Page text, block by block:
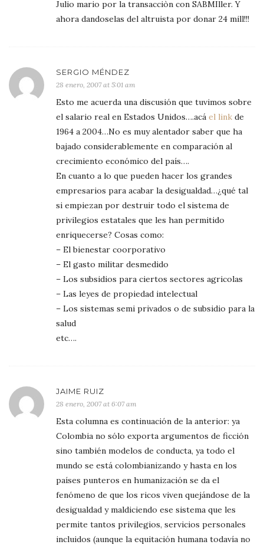
Julio mario por la transacciòn con SABMIller. Y
ahora dandoselas del altruista por donar 24 mill!!!
SERGIO MÉNDEZ
28 enero, 2007 at 5:01 am
Esto me acuerda una discusión que tuvimos sobre
el salario real en Estados Unidos….acá el link de
1964 a 2004…No es muy alentador saber que ha
bajado considerablemente en comparación al
crecimiento económico del país….
En cuanto a lo que pueden hacer los grandes
empresarios para acabar la desigualdad…¿qué tal
si empiezan por destruir todo el sistema de
privilegios estatales que les han permitido
enriquecerse? Cosas como:
– El bienestar coorporativo
– El gasto militar desmedido
– Los subsidios para ciertos sectores agricolas
– Las leyes de propiedad intelectual
– Los sistemas semi privados o de subsidio para la
salud
etc….
JAIME RUIZ
28 enero, 2007 at 6:07 am
Esta columna es continuación de la anterior: ya
Colombia no sólo exporta argumentos de ficción
sino también modelos de conducta, ya todo el
mundo se está colombianizando y hasta en los
países punteros en humanización se da el
fenómeno de que los ricos viven quejándose de la
desigualdad y maldiciendo ese sistema que les
permite tantos privilegios, servicios personales
incluidos (aunque la equitación humana todavía no